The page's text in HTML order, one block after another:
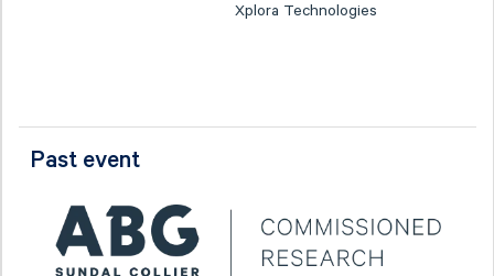
Xplora Technologies
Past event